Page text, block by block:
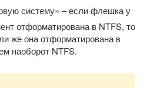
систему» – если флешка у
отформатирована в NTFS, то
же она отформатирована в
наоборот NTFS.